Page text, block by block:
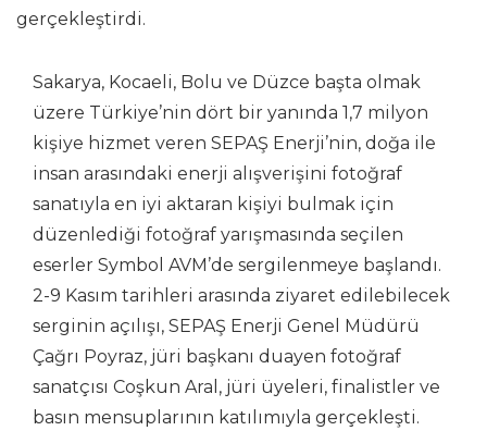
gerçekleştirdi.
Sakarya, Kocaeli, Bolu ve Düzce başta olmak
üzere Türkiye’nin dört bir yanında 1,7 milyon
kişiye hizmet veren SEPAŞ Enerji’nin, doğa ile
insan arasındaki enerji alışverişini fotoğraf
sanatıyla en iyi aktaran kişiyi bulmak için
düzenlediği fotoğraf yarışmasında seçilen
eserler Symbol AVM’de sergilenmeye başlandı.
2-9 Kasım tarihleri arasında ziyaret edilebilecek
serginin açılışı, SEPAŞ Enerji Genel Müdürü
Çağrı Poyraz, jüri başkanı duayen fotoğraf
sanatçısı Coşkun Aral, jüri üyeleri, finalistler ve
basın mensuplarının katılımıyla gerçekleşti.